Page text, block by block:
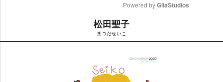
t
Powered by GliaStudios
松田聖子
まつだせいこ